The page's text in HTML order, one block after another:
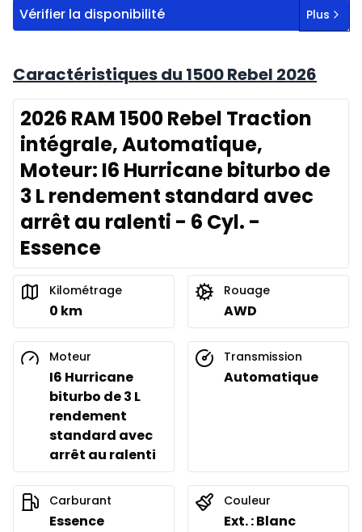
Vérifier la disponibilité Plus
Caractéristiques du 1500 Rebel 2026
2026 RAM 1500 Rebel Traction
intégrale, Automatique,
Moteur: I6 Hurricane biturbo de
3 L rendement standard avec
arrêt au ralenti - 6 Cyl. -
Essence
Kilométrage
0 km
Rouage
AWD
Moteur
I6 Hurricane
biturbo de 3 L
rendement
standard avec
arrêt au ralenti
Transmission
Automatique
Carburant
Essence
Couleur
Ext. : Blanc